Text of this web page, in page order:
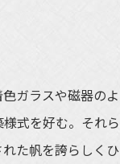
ガラスや磁器のよ
式を好む。それら
た帆を誇らしくひ